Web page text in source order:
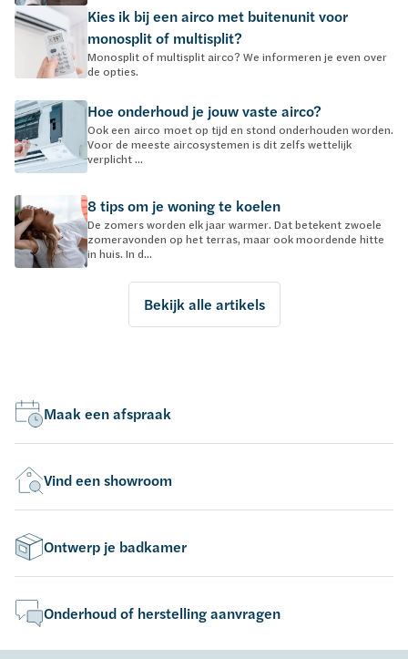
Kies ik bij een airco met buitenunit voor
monosplit of multisplit?
Monosplit of multisplit airco? We informeren je even over
de opties.
Hoe onderhoud je jouw vaste airco?
Ook een airco moet op tijd en stond onderhouden worden.
Voor de meeste aircosystemen is dit zelfs wettelijk
verplicht ...
8 tips om je woning te koelen
De zomers worden elk jaar warmer. Dat betekent zwoele
zomeravonden op het terras, maar ook moordende hitte
in huis. In d...
Bekijk alle artikels
Maak een afspraak
Vind een showroom
Ontwerp je badkamer
Onderhoud of herstelling aanvragen